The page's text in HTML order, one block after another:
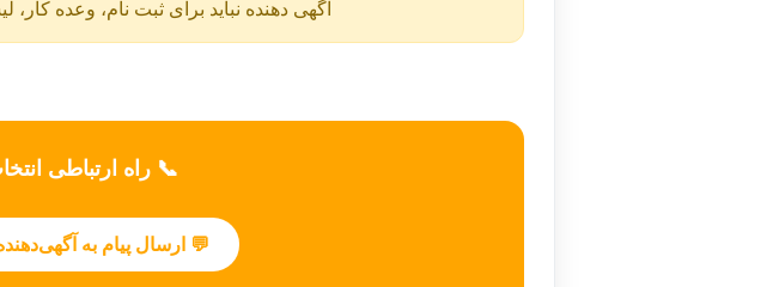
آگهی دهنده نباید برای ثبت نام، وعده
📞 راه ارتباطی
💬 ارسال پیام به